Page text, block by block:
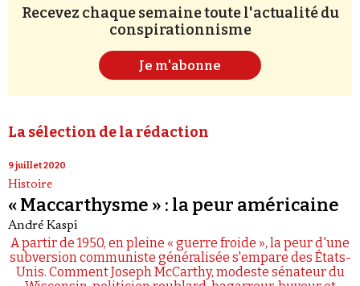
Recevez chaque semaine toute l'actualité du
conspirationnisme
Je m'abonne
La sélection de la rédaction
9 juillet 2020
Histoire
« Maccarthysme » : la peur américaine
André Kaspi
A partir de 1950, en pleine « guerre froide », la peur d'une
subversion communiste généralisée s'empare des États-
Unis. Comment Joseph McCarthy, modeste sénateur du